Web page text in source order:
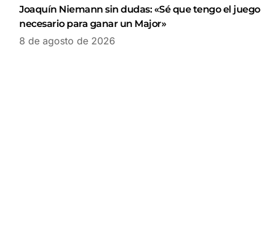
Joaquín Niemann sin dudas: «Sé que tengo el juego
necesario para ganar un Major»
8 de agosto de 2026